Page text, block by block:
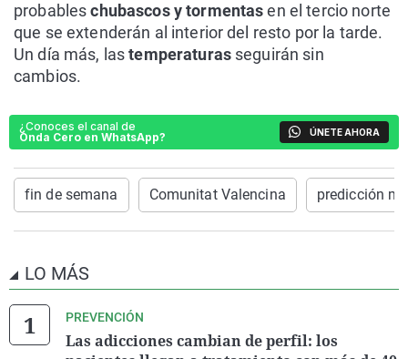
probableschubascos y tormentasen el tercio norte
que se extenderán al interior del resto por la tarde.
Un día más, lastemperaturas seguirán sin
cambios.
¿Conoces el canal de
Onda Cero en WhatsApp?
ÚNETE AHORA
fin de semana Comunitat Valencina predicción
LO MÁS
PREVENCIÓN
Las adicciones cambian de perfil: los